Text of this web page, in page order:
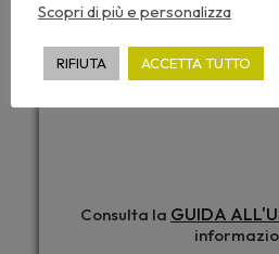
ABBONATI
Consulta la GUIDA
Scopri di più e personalizza
RIFIUTA ACCETTA TUTTO